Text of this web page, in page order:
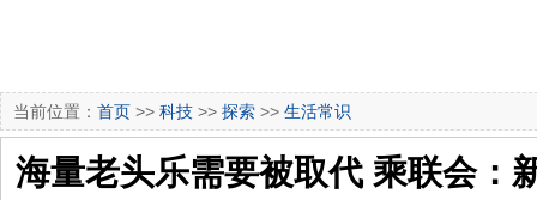
当前位置： 首页 >> 科技 >> 探索 >> 生活常识
海量老头乐需要被取代 乘联会：